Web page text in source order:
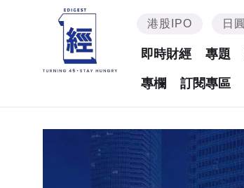
港股IPO 日圓
即時財經 專題
專欄 訂閱專區